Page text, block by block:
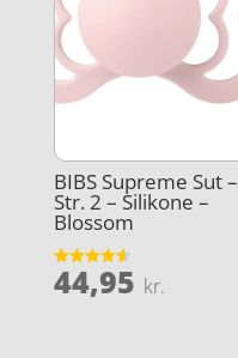
BIBS Supreme Sut –
Str. 2 – Silikone –
Blossom
Vurderet
4.6
44,95 kr.